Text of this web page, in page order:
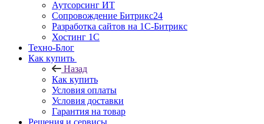
Аутсорсинг ИТ
Сопровождение Битрикс24
Разработка сайтов на 1С‑Битрикс
Хостинг 1С
Техно-Блог
Как купить
Назад
Как купить
Условия оплаты
Условия доставки
Гарантия на товар
Решения и сервисы